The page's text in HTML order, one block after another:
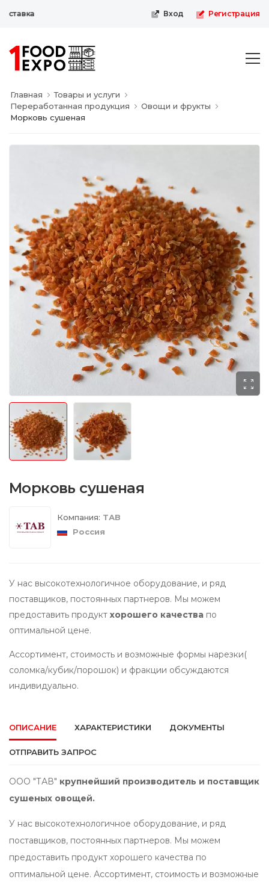
Вход Регистрация
Главная
Товары и услуги
Переработанная продукция
Овощи и фрукты
Морковь сушеная
Морковь сушеная
Компания: ТАВ
Россия
У нас высокотехнологичное оборудование, и ряд
поставщиков, постоянных партнеров. Мы можем
предоставить продукт хорошего качества по
оптимальной цене.
Ассортимент, стоимость и возможные формы нарезки(
соломка/кубик/порошок) и фракции обсуждаются
индивидуально.
ОПИСАНИЕ ХАРАКТЕРИСТИКИ ДОКУМЕНТЫ
ОТПРАВИТЬ ЗАПРОС
ООО "ТАВ" крупнейший производитель и поставщик
сушеных овощей.
У нас высокотехнологичное оборудование, и ряд
поставщиков, постоянных партнеров. Мы можем
предоставить продукт хорошего качества по
оптимальной цене. Ассортимент, стоимость и возможные